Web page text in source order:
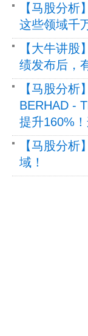
【马股分析
这些领域千
【大牛讲
绩发布后，
【马股分
BERHAD -
提升160%
【马股分
域！